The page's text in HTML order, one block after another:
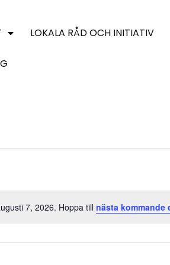
LOKALA RÅD OCH INITIATIV
Notis
7, 2026. Hoppa till nästa kommande